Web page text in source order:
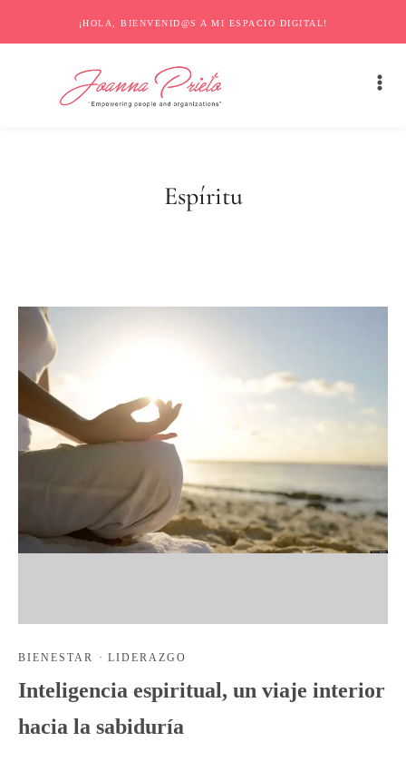
¡HOLA, BIENVENID@S A MI ESPACIO DIGITAL!
Espíritu
BIENESTAR · LIDERAZGO
Inteligencia espiritual, un viaje interior
hacia la sabiduría